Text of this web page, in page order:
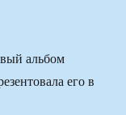
альбом
его в